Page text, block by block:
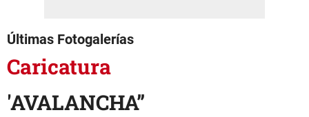
Últimas Fotogalerías
Caricatura
'AVALANCHA”